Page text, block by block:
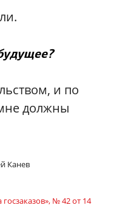
и по
должны
Канев
№ 42 от 14